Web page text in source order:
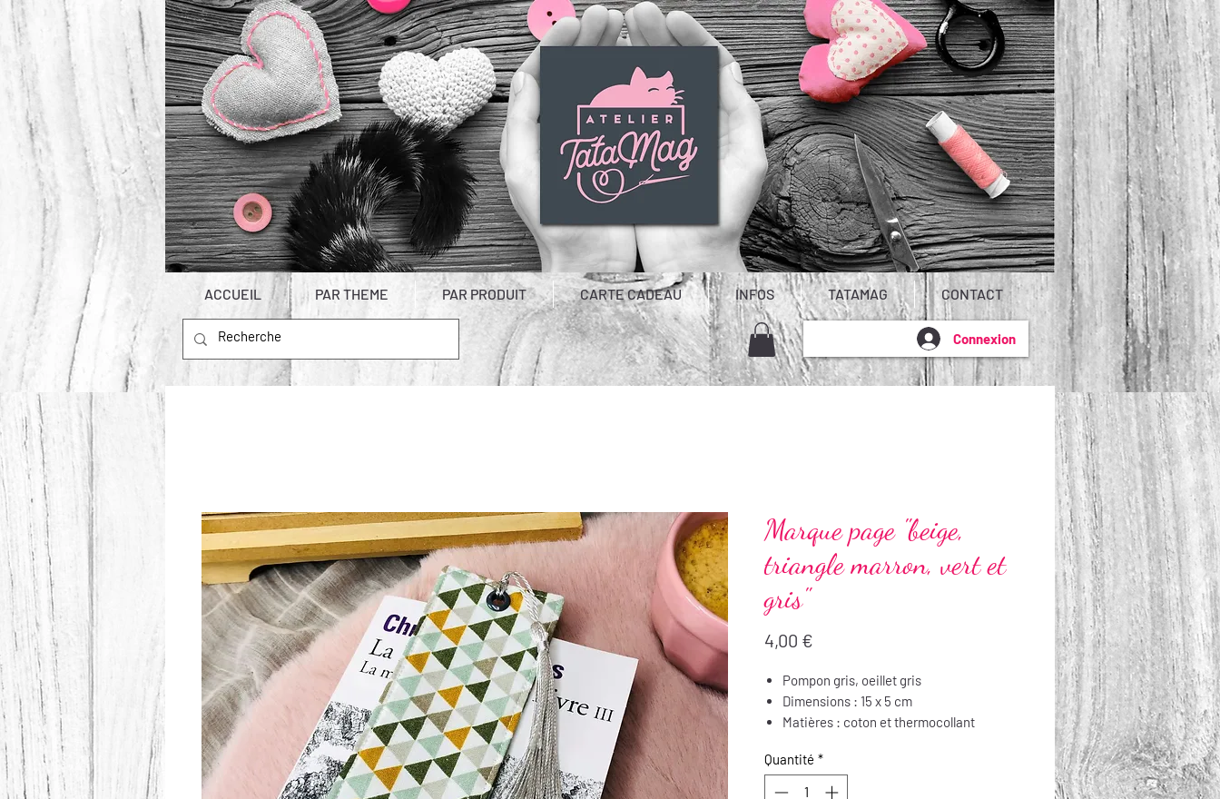
ACCUEIL PAR THEME PAR PRODUIT CARTE CADEAU INFOS TATAMAG CONTACT
Connexion
Marque page "beige,
triangle marron, vert et
gris"
4,00 €
Pompon gris, oeillet gris
Dimensions : 15 x 5 cm
Matières : coton et thermocollant
Quantité *